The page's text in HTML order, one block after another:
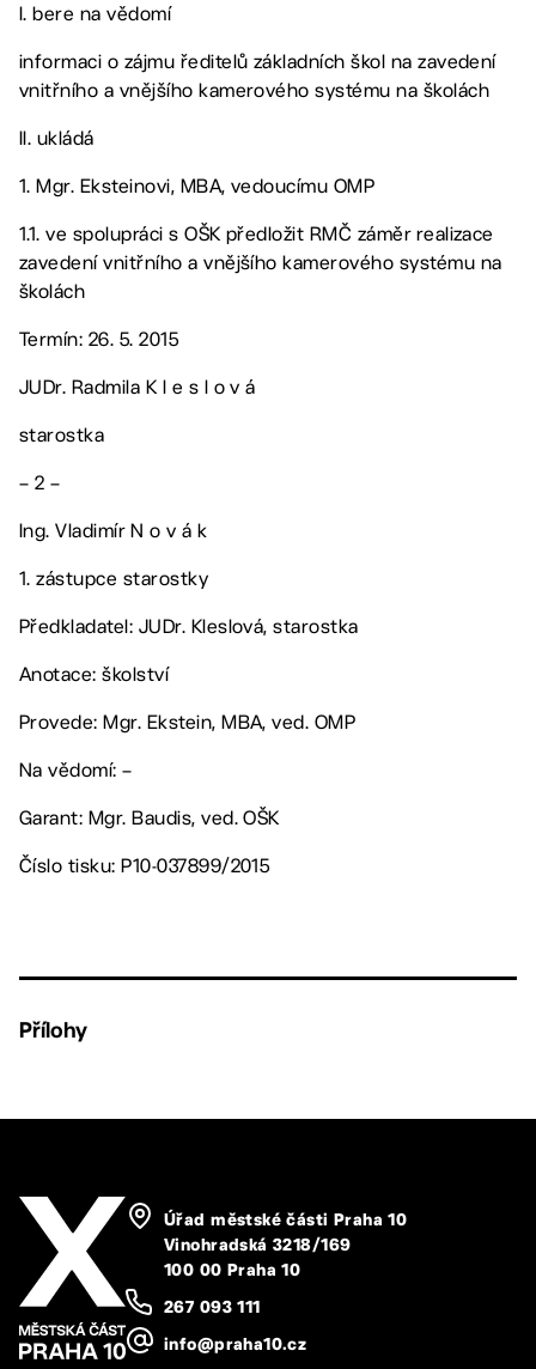
I. bere na vědomí
informaci o zájmu ředitelů základních škol na zavedení
vnitřního a vnějšího kamerového systému na školách
II. ukládá
1. Mgr. Eksteinovi, MBA, vedoucímu OMP
1.1. ve spolupráci s OŠK předložit RMČ záměr realizace
zavedení vnitřního a vnějšího kamerového systému na
školách
Termín: 26. 5. 2015
JUDr. Radmila K l e s l o v á
starostka
– 2 –
Ing. Vladimír N o v á k
1. zástupce starostky
Předkladatel: JUDr. Kleslová, starostka
Anotace: školství
Provede: Mgr. Ekstein, MBA, ved. OMP
Na vědomí: –
Garant: Mgr. Baudis, ved. OŠK
Číslo tisku: P10-037899/2015
Přílohy
Úřad městské části Praha 10
Vinohradská 3218/169
100 00 Praha 10
267 093 111
info@praha10.cz